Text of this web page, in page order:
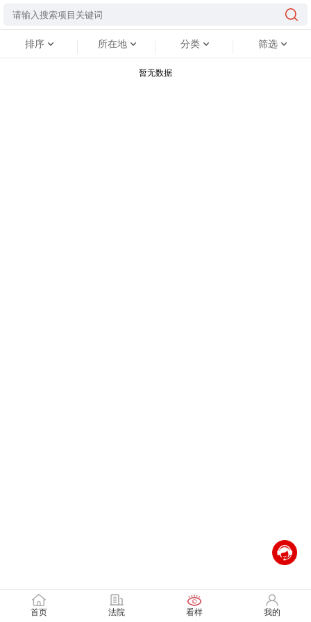
排序 所在地 分类 筛选
暂无数据
首页 法院 看样 我的